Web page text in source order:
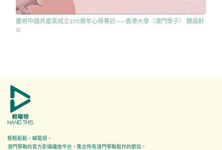
慶祝中國共產黨成立105周年心得專訪——香港大學（澳門學子） 魏語軒
access_time
輕輕鬆鬆，睇電視。
澳門學聯的官方影攝播放平台，集合所有澳門學聯製作的節目。